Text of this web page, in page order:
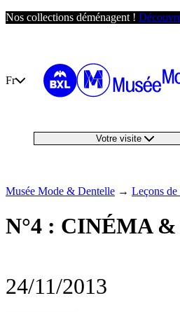
Passer
Nos collections déménagent !
Fr
Votre visite
Musée Mode & Dentelle → Leçons
N°4 : CINÉMA
24/11/2013